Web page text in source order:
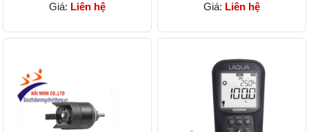
Giá: Liên hệ Giá: Liên hệ